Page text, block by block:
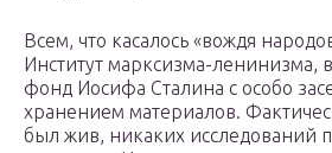
Всем, что касалось «вождя
Институт марксизма-ленинизма,
фонд Иосифа Сталина с особо
хранением материалов.
был жив, никаких исследований